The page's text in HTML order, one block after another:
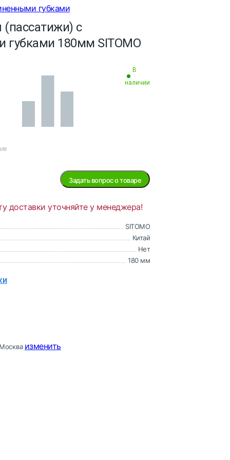
губками
с
губками 180мм SITOMO
В
наличии
Задать вопрос о товаре
доставки уточняйте у менеджера!
SITOMO
Китай
Нет
180 мм
Москва изменить